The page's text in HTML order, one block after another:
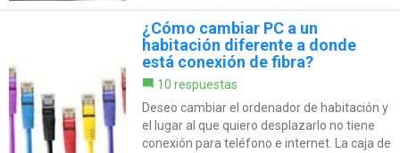
¿Cómo cambiar PC a un
habitación diferente a donde
está conexión de fibra?
10 respuestas
Deseo cambiar el ordenador de habitación y
el lugar al que quiero desplazarlo no tiene
conexión para teléfono e internet. La caja de